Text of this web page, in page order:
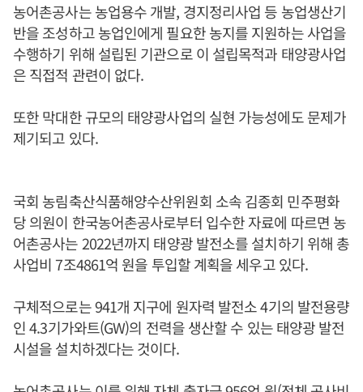
농어촌공사는 농업용수 개발, 경지정리사업 등 농업생산기
반을 조성하고 농업인에게 필요한 농지를 지원하는 사업을
수행하기 위해 설립된 기관으로 이 설립목적과 태양광사업
은 직접적 관련이 없다.
또한 막대한 규모의 태양광사업의 실현 가능성에도 문제가
제기되고 있다.
국회 농림축산식품해양수산위원회 소속 김종회 민주평화
당 의원이 한국농어촌공사로부터 입수한 자료에 따르면 농
어촌공사는 2022년까지 태양광 발전소를 설치하기 위해 총
사업비 7조4861억 원을 투입할 계획을 세우고 있다.
구체적으로는 941개 지구에 원자력 발전소 4기의 발전용량
인 4.3기가와트(GW)의 전력을 생산할 수 있는 태양광 발전
시설을 설치하겠다는 것이다.